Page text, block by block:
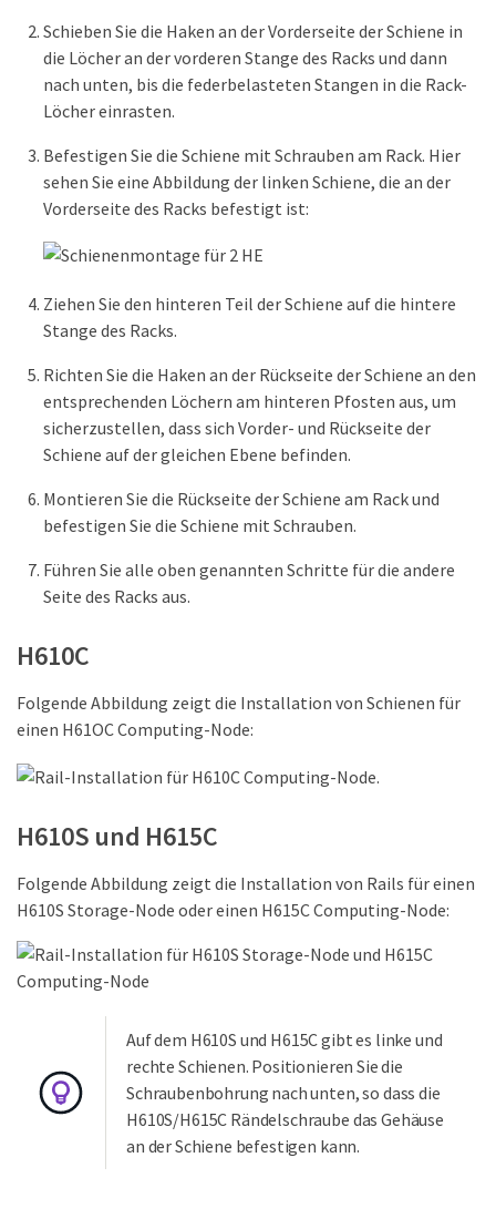
Schieben Sie die Haken an der Vorderseite der Schiene in
die Löcher an der vorderen Stange des Racks und dann
nach unten, bis die federbelasteten Stangen in die Rack-
Löcher einrasten.
Befestigen Sie die Schiene mit Schrauben am Rack. Hier
sehen Sie eine Abbildung der linken Schiene, die an der
Vorderseite des Racks befestigt ist:
Ziehen Sie den hinteren Teil der Schiene auf die hintere
Stange des Racks.
Richten Sie die Haken an der Rückseite der Schiene an den
entsprechenden Löchern am hinteren Pfosten aus, um
sicherzustellen, dass sich Vorder- und Rückseite der
Schiene auf der gleichen Ebene befinden.
Montieren Sie die Rückseite der Schiene am Rack und
befestigen Sie die Schiene mit Schrauben.
Führen Sie alle oben genannten Schritte für die andere
Seite des Racks aus.
H610C
Folgende Abbildung zeigt die Installation von Schienen für
einen H61OC Computing-Node:
H610S und H615C
Folgende Abbildung zeigt die Installation von Rails für einen
H610S Storage-Node oder einen H615C Computing-Node:
Auf dem H610S und H615C gibt es linke und
rechte Schienen. Positionieren Sie die
Schraubenbohrung nach unten, so dass die
H610S/H615C Rändelschraube das Gehäuse
an der Schiene befestigen kann.